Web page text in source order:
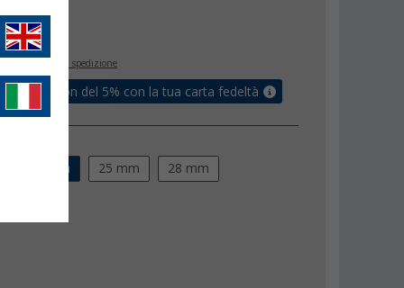
€
+ Spese di spedizione
un coupon del 5% con la tua carta fedeltà
pali
22 mm 25 mm 28 mm